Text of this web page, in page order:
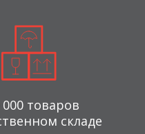
000 товаров
складе